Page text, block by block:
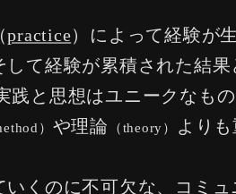
practice）によって経験が
て経験が累積された結果
践と思想はユニークなもの
） や理論 （theory）
より
くのに不可欠な、コミュ